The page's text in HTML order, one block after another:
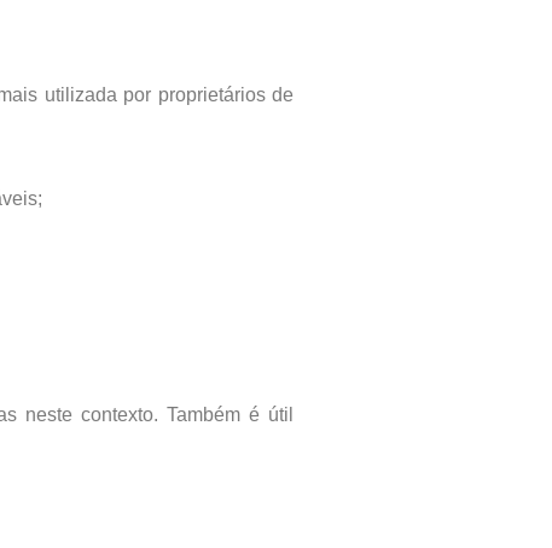
utilizada por proprietários de
neste contexto. Também é útil